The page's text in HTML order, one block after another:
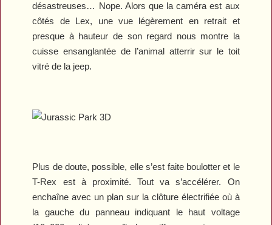
désastreuses… Nope. Alors que la caméra est aux
côtés de Lex, une vue légèrement en retrait et
presque à hauteur de son regard nous montre la
cuisse ensanglantée de l’animal atterrir sur le toit
vitré de la jeep.
Plus de doute, possible, elle s’est faite boulotter et le
T-Rex est à proximité. Tout va s’accélérer. On
enchaîne avec un plan sur la clôture électrifiée où à
la gauche du panneau indiquant le haut voltage